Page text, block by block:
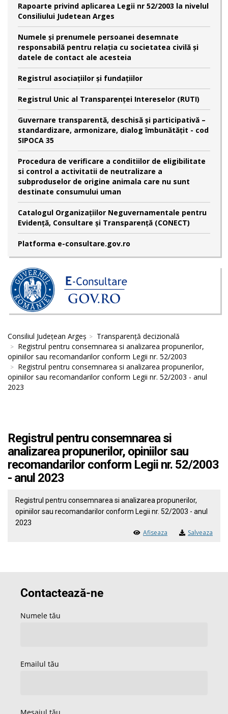
Rapoarte privind aplicarea Legii nr 52/2003 la nivelul
Consiliului Judetean Arges
Numele şi prenumele persoanei desemnate
responsabilă pentru relaţia cu societatea civilă şi
datele de contact ale acesteia
Registrul asociațiilor și fundațiilor
Registrul Unic al Transparenței Intereselor (RUTI)
Guvernare transparentă, deschisă și participativă –
standardizare, armonizare, dialog îmbunătățit - cod
SIPOCA 35
Procedura de verificare a conditiilor de eligibilitate
si control a activitatii de neutralizare a
subproduselor de origine animala care nu sunt
destinate consumului uman
Catalogul Organizațiilor Neguvernamentale pentru
Evidență, Consultare și Transparență (CONECT)
Platforma e-consultare.gov.ro
Consiliul Județean Argeș
Transparență decizională
Registrul pentru consemnarea si analizarea propunerilor,
opiniilor sau recomandarilor conform Legii nr. 52/2003
Registrul pentru consemnarea si analizarea propunerilor,
opiniilor sau recomandarilor conform Legii nr. 52/2003 - anul
2023
Registrul pentru consemnarea si
analizarea propunerilor, opiniilor sau
recomandarilor conform Legii nr. 52/2003
- anul 2023
Registrul pentru consemnarea si analizarea propunerilor,
opiniilor sau recomandarilor conform Legii nr. 52/2003 - anul
2023
Afiseaza Salveaza